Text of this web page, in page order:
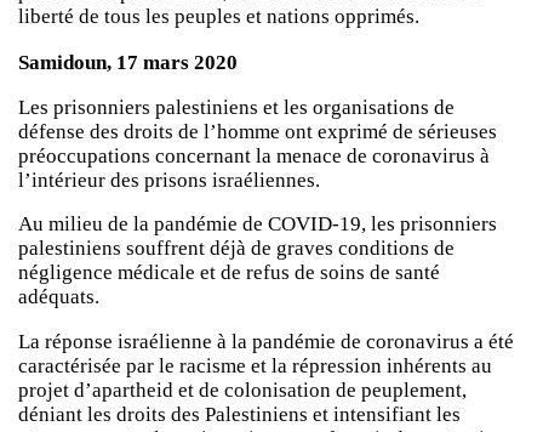
Samidoun, 17 mars 2020
Les prisonniers palestiniens et les organisations de
défense des droits de l’homme ont exprimé de sérieuses
préoccupations concernant la menace de coronavirus à
l’intérieur des prisons israéliennes.
Au milieu de la pandémie de COVID-19, les prisonniers
palestiniens souffrent déjà de graves conditions de
négligence médicale et de refus de soins de santé
adéquats.
La réponse israélienne à la pandémie de coronavirus a été
caractérisée par le racisme et la répression inhérents au
projet d’apartheid et de colonisation de peuplement,
déniant les droits des Palestiniens et intensifiant les